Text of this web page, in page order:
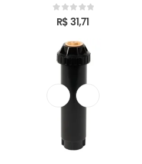
0out of 5
R$ 31,71